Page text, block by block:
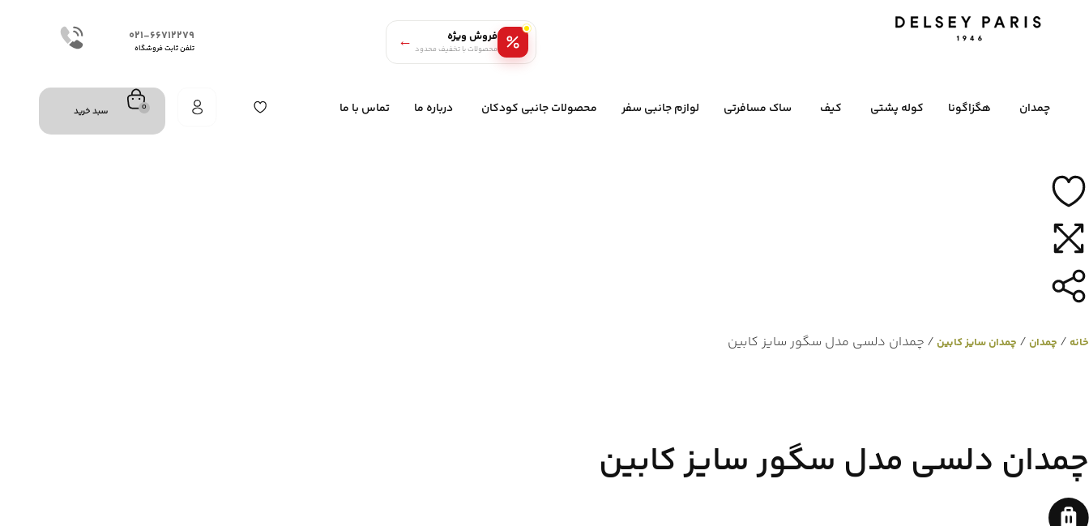
۰۲۱-۶۶۷۱۲۲۷۹
تلفن ثابت فروشگاه
فروش ویژه
محصولات با تخفیف محدود ←
چمدان هگزاگونا کوله پشتی کیف ساک مسافرتی لوازم جانبی سفر محصولات جانبی کودکان درباره ما تماس با ما سبد خرید 0
خانه / چمدان / چمدان سایز کابین / چمدان دلسی مدل سگور سایز کابین
چمدان دلسی مدل سگور سایز کابین